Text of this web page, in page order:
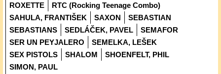
ROXETTE
RTC (Rocking Teenage Combo)
SAHULA, FRANTIŠEK
SAXON
SEBASTIAN
SEBASTIANS
SEDLÁČEK, PAVEL
SEMAFOR
SER UN PEYJALERO
SEMELKA, LEŠEK
SEX PISTOLS
SHALOM
SHOENFELT, PHIL
SIMON, PAUL